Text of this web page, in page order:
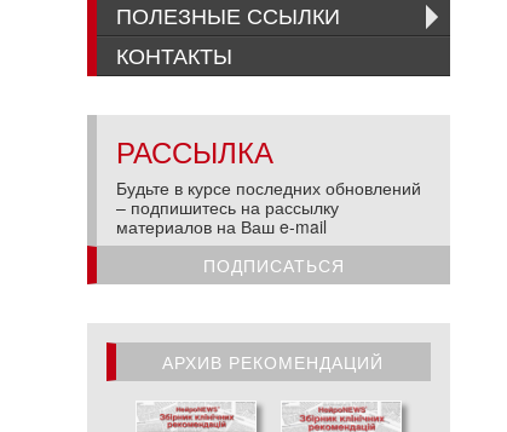
ПОЛЕЗНЫЕ ССЫЛКИ
КОНТАКТЫ
РАССЫЛКА
Будьте в курсе последних обновлений
– подпишитесь на рассылку
материалов на Ваш e-mail
ПОДПИСАТЬСЯ
АРХИВ РЕКОМЕНДАЦИЙ
АРХИВ РЕКОМЕНДАЦИЙ